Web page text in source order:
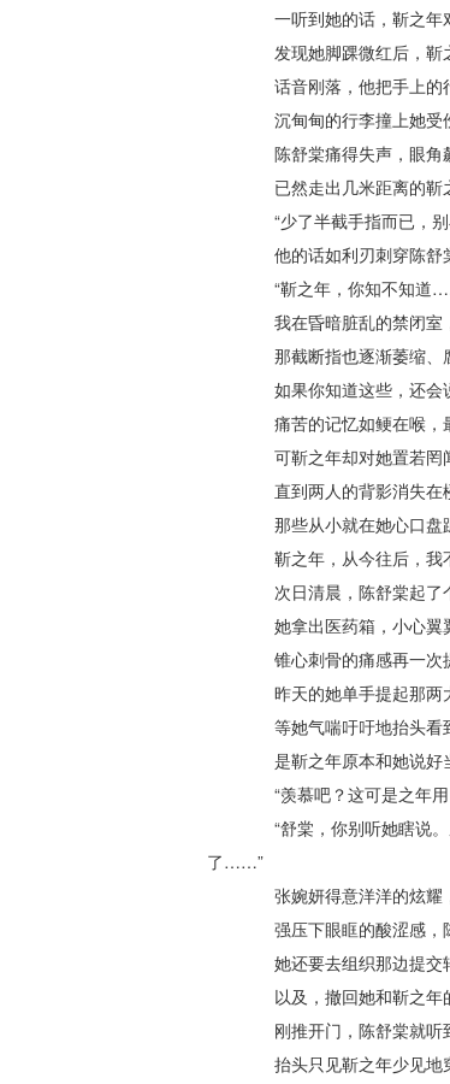
一听到她的话，靳之年对
发现她脚踝微红后，靳之
话音刚落，他把手上的
沉甸甸的行李撞上她受伤
陈舒棠痛得失声，眼角
已然走出几米距离的靳
“少了半截手指而已，别
他的话如利刃刺穿陈舒
“靳之年，你知不知道
我在昏暗脏乱的禁闭室
那截断指也逐渐萎缩、
如果你知道这些，还会
痛苦的记忆如鲠在喉，
可靳之年却对她置若罔
直到两人的背影消失在楼
那些从小就在她心口盘
靳之年，从今往后，我
次日清晨，陈舒棠起了
她拿出医药箱，小心翼
锥心刺骨的痛感再一次提
昨天的她单手提起那两
等她气喘吁吁地抬头看到
是靳之年原本和她说好
“羡慕吧？这可是之年用
“舒棠，你别听她瞎说。
了……”
张婉妍得意洋洋的炫耀，
强压下眼眶的酸涩感，
她还要去组织那边提交
以及，撤回她和靳之年
刚推开门，陈舒棠就听
抬头只见靳之年少见地